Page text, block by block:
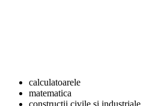
calculatoarele
matematica
constructii civile si industriale